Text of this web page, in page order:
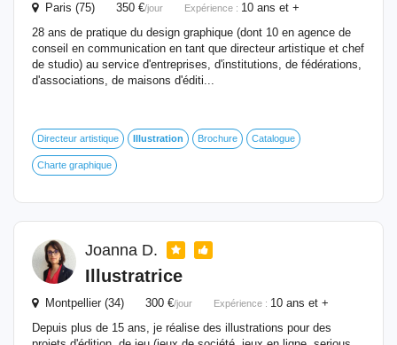
Paris (75) 350 €/jour Expérience : 10 ans et +
28 ans de pratique du design graphique (dont 10 en agence de
conseil en communication en tant que directeur artistique et chef
de studio) au service d'entreprises, d'institutions, de fédérations,
d'associations, de maisons d'éditi...
Directeur artistique Illustration Brochure Catalogue
Charte graphique
Joanna D.
Illustratrice
Montpellier (34) 300 €/jour Expérience : 10 ans et +
Depuis plus de 15 ans, je réalise des illustrations pour des